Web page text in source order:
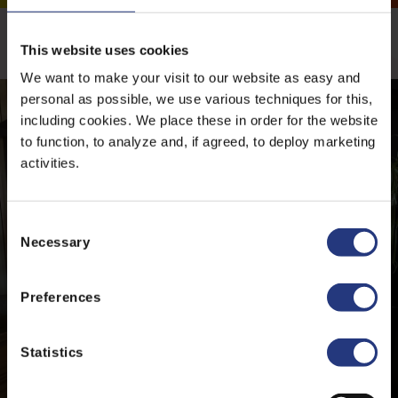
This website uses cookies
We want to make your visit to our website as easy and
personal as possible, we use various techniques for this,
including cookies. We place these in order for the website
to function, to analyze and, if agreed, to deploy marketing
activities.
Necessary
Preferences
Statistics
Meer nieuwsberichten